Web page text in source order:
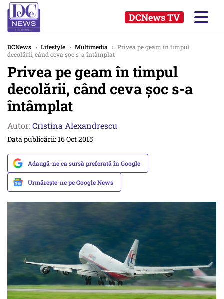
DCNews TV
DCNews › Lifestyle › Multimedia › Privea pe geam în timpul
decolării, când ceva șoc s-a întâmplat
Privea pe geam în timpul
decolării, când ceva șoc s-a
întâmplat
Autor:Cristina Alexandrescu
Data publicării: 16 Oct 2015
Adaugă-ne ca sursă preferată în Google
Urmărește-ne pe Google News